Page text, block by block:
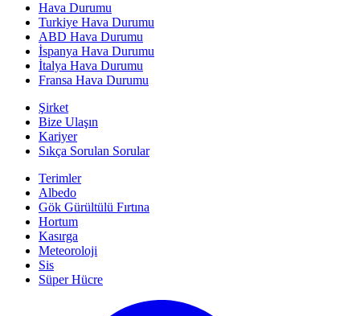
Hava Durumu
Turkiye Hava Durumu
ABD Hava Durumu
İspanya Hava Durumu
İtalya Hava Durumu
Fransa Hava Durumu
Şirket
Bize Ulaşın
Kariyer
Sıkça Sorulan Sorular
Terimler
Albedo
Gök Gürültülü Fırtına
Hortum
Kasırga
Meteoroloji
Sis
Süper Hücre